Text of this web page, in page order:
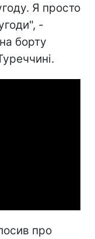
Я просто
-
борту
про